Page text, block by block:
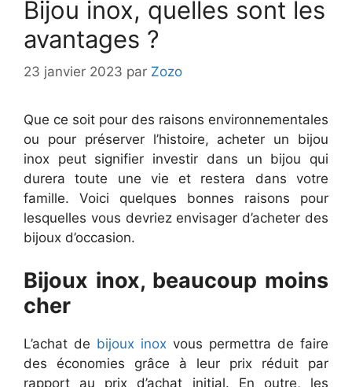
Bijou inox, quelles sont les
avantages ?
23 janvier 2023 par Zozo
Que ce soit pour des raisons environnementales
ou pour préserver l’histoire, acheter un bijou
inox peut signifier investir dans un bijou qui
durera toute une vie et restera dans votre
famille. Voici quelques bonnes raisons pour
lesquelles vous devriez envisager d’acheter des
bijoux d’occasion.
Bijoux inox, beaucoup moins
cher
L’achat de bijoux inox vous permettra de faire
des économies grâce à leur prix réduit par
rapport au prix d’achat initial. En outre, les